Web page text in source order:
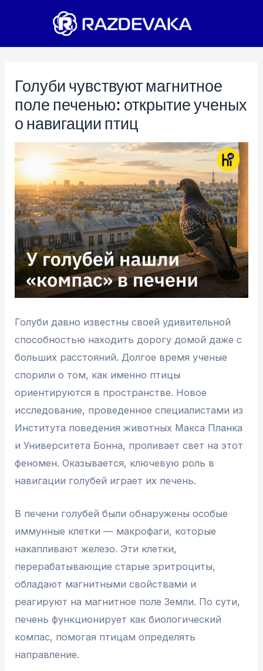
Голуби чувствуют магнитное
поле печенью: открытие ученых
о навигации птиц
Голуби давно известны своей удивительной
способностью находить дорогу домой даже с
больших расстояний. Долгое время ученые
спорили о том, как именно птицы
ориентируются в пространстве. Новое
исследование, проведенное специалистами из
Института поведения животных Макса Планка
и Университета Бонна, проливает свет на этот
феномен. Оказывается, ключевую роль в
навигации голубей играет их печень.
В печени голубей были обнаружены особые
иммунные клетки — макрофаги, которые
накапливают железо. Эти клетки,
перерабатывающие старые эритроциты,
обладают магнитными свойствами и
реагируют на магнитное поле Земли. По сути,
печень функционирует как биологический
компас, помогая птицам определять
направление.